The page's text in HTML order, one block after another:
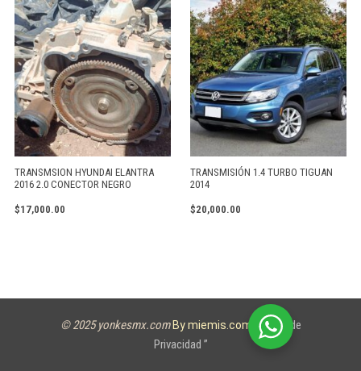
TRANSMSION HYUNDAI ELANTRA
2016 2.0 CONECTOR NEGRO
$17,000.00
TRANSMISIÓN 1.4 TURBO TIGUAN
2014
$20,000.00
© 2025 yonkesmx.com By miemis.com
Aviso de
Privacidad